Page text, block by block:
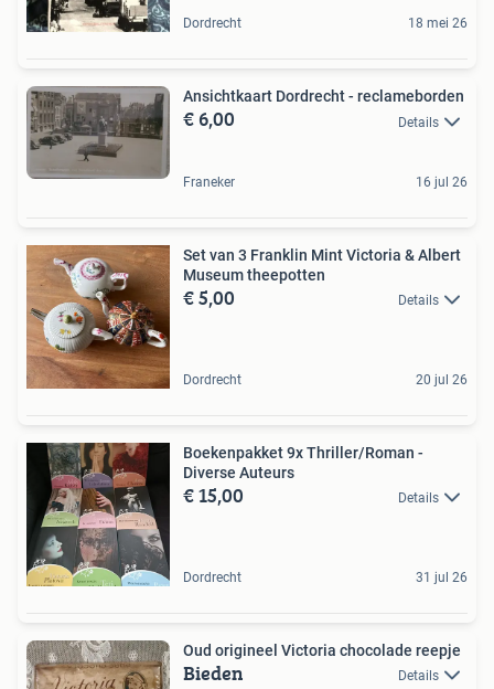
Dordrecht 18 mei 26
Ansichtkaart Dordrecht - reclameborden
€ 6,00 Details
Franeker 16 jul 26
Set van 3 Franklin Mint Victoria & Albert
Museum theepotten
€ 5,00 Details
Dordrecht 20 jul 26
Boekenpakket 9x Thriller/Roman -
Diverse Auteurs
€ 15,00 Details
Dordrecht 31 jul 26
Oud origineel Victoria chocolade reepje
Bieden Details